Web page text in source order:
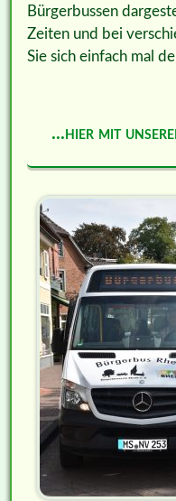
Bürgerbussen
Zeiten und bei
Sie sich einfach mal
...hier mit